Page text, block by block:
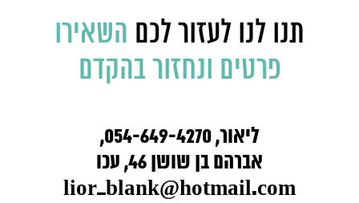
תנו לנו לעזור לכם השאירו
פרטים ונחזור בהקדם
ליאור, 054-649-4270,
אברהם בן שושן 46, עכו
lior_blank@hotmail.com